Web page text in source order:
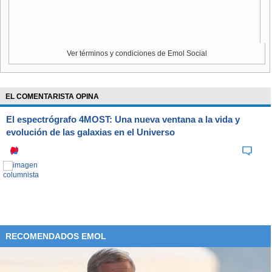
una glosa de gratuidad, que no se ha trabajado antes. Para
él, esto explicaría los últimos cambios informados sobre la
medida, como que la gratuidad solo financiará la duración
formal de las carreras. Así, si el estudiante se atrasa, deberá
cancelar él la diferencia.
Ver términos y condiciones de Emol Social
EL COMENTARISTA OPINA
El espectrógrafo 4MOST: Una nueva ventana a la vida y
evolución de las galaxias en el Universo
RECOMENDADOS EMOL